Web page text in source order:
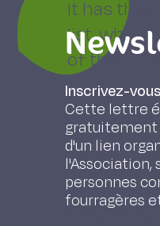
It has thus
list, which
of the
and of a
our
In the
by the
also, by
Inscrivez-
Cette lettre
gratuitement
d'un lien
personnes
fourragères